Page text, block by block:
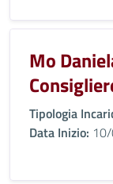
Mo
Tipologia
Data Inizio: